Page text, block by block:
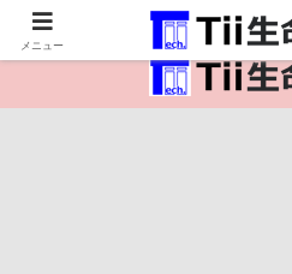
医療保健・生命・生物
メニュー